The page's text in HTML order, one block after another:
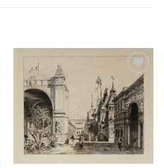
Ajouter
à la
wishlist